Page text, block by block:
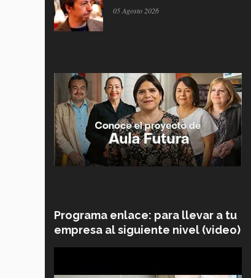
05 Agosto 2026
Programa enlace: para llevar a tu
empresa al siguiente nivel (video)